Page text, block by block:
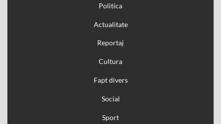
Politica
Actualitate
Reportaj
Cultura
Fapt divers
Social
Sport